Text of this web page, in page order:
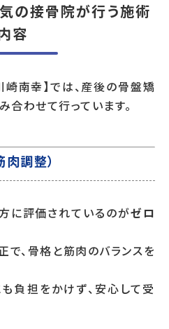
の接骨院が行う施術
容
崎南幸】では、産後の骨盤矯
わせて行っています。
調整）
に評価されているのがゼロ
で、骨格と筋肉のバランスを
負担をかけず、安心して受